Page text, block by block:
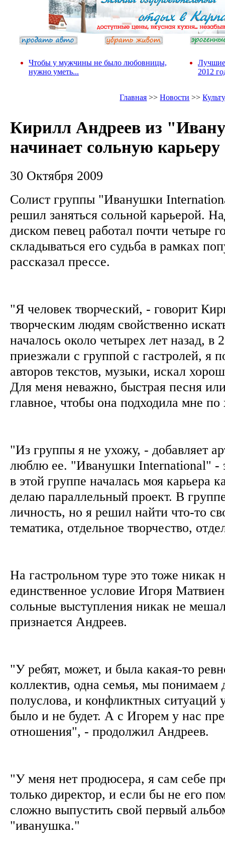
Чтобы у мужчины не было любовницы,
нужно уметь...
Лучшие
2012
Главная >>Новости >>
Кирилл Андреев из
начинает сольную карьеру
30 Октября 2009
Солист группы "Иванушки
решил заняться сольной карьерой.
диском певец работал почти четыре
складываться его судьба в рамках
рассказал прессе.
"Я человек творческий, - говорит
творческим людям свойственно
началось около четырех лет назад, в
приезжали с группой с гастролей, я
авторов текстов, музыки, искал
Для меня неважно, быстрая песня
главное, чтобы она подходила мне
"Из группы я не ухожу, - добавляет
люблю ее. "Иванушки International" -
в этой группе началась моя карьера
делаю параллельный проект. В
личность, но я решил найти что-то
тематика, отдельное творчество,
На гастрольном туре это тоже никак
единственное условие Игоря
сольные выступления никак не
признается Андреев.
"У ребят, может, и была какая-то
коллектив, одна семья, мы понимаем
полуслова, и конфликтных ситуаций
было и не будет. А с Игорем у нас
отношения", - продолжил Андреев.
"У меня нет продюсера, я сам себе
только директор, и если бы не его
сложно выпустить свой первый
"иванушка."